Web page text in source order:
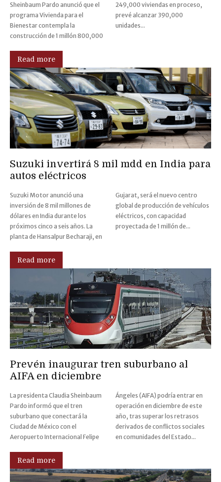
Sheinbaum Pardo anunció que el
programa Vivienda para el
Bienestar contempla la
construcción de 1 millón 800,000
249,000 viviendas en proceso,
prevé alcanzar 390,000
unidades...
Read more
Suzuki invertirá 8 mil mdd en India para
autos eléctricos
Suzuki Motor anunció una
inversión de 8 mil millones de
dólares en India durante los
próximos cinco a seis años. La
planta de Hansalpur Becharaji, en
Gujarat, será el nuevo centro
global de producción de vehículos
eléctricos, con capacidad
proyectada de 1 millón de...
Read more
Prevén inaugurar tren suburbano al
AIFA en diciembre
La presidenta Claudia Sheinbaum
Pardo informó que el tren
suburbano que conectará la
Ciudad de México con el
Aeropuerto Internacional Felipe
Ángeles (AIFA) podría entrar en
operación en diciembre de este
año, tras superar los retrasos
derivados de conflictos sociales
en comunidades del Estado...
Read more